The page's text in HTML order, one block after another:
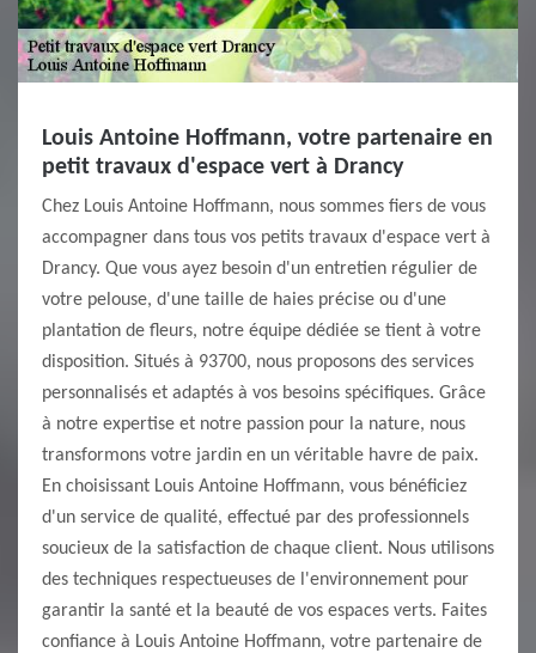
Louis Antoine Hoffmann, votre partenaire en
petit travaux d'espace vert à Drancy
Chez Louis Antoine Hoffmann, nous sommes fiers de vous
accompagner dans tous vos petits travaux d'espace vert à
Drancy. Que vous ayez besoin d'un entretien régulier de
votre pelouse, d'une taille de haies précise ou d'une
plantation de fleurs, notre équipe dédiée se tient à votre
disposition. Situés à 93700, nous proposons des services
personnalisés et adaptés à vos besoins spécifiques. Grâce
à notre expertise et notre passion pour la nature, nous
transformons votre jardin en un véritable havre de paix.
En choisissant Louis Antoine Hoffmann, vous bénéficiez
d'un service de qualité, effectué par des professionnels
soucieux de la satisfaction de chaque client. Nous utilisons
des techniques respectueuses de l'environnement pour
garantir la santé et la beauté de vos espaces verts. Faites
confiance à Louis Antoine Hoffmann, votre partenaire de